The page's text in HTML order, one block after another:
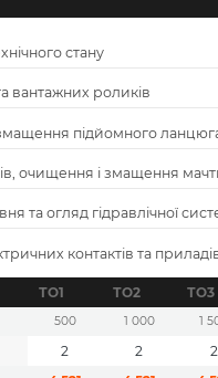
стану
вантажних роликів
підйомного
очищення і змащення
та огляд гідравлічної
контактів та
ТО1 ТО2 ТО3
500 1 000 1
2 2 2